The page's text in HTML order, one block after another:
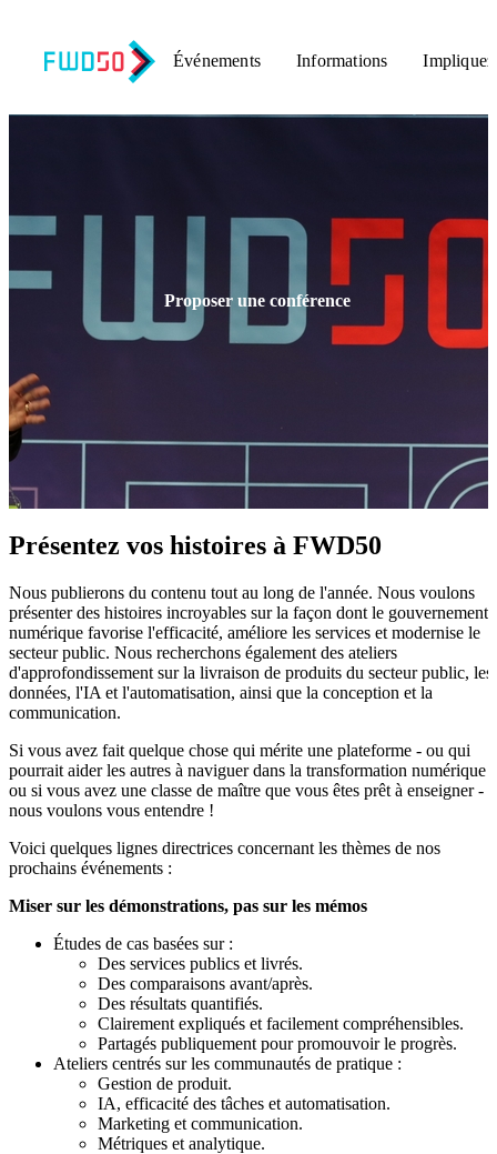
Événements Informations
Proposer une conférence
Présentez vos histoires à FWD50
Nous publierons du contenu tout au long de l'année. Nous voulons
présenter des histoires incroyables sur la façon dont le gouvernement
numérique favorise l'efficacité, améliore les services et modernise le
secteur public. Nous recherchons également des ateliers
d'approfondissement sur la livraison de produits du secteur public, les
données, l'IA et l'automatisation, ainsi que la conception et la
communication.
Si vous avez fait quelque chose qui mérite une plateforme - ou qui
pourrait aider les autres à naviguer dans la transformation numérique -
ou si vous avez une classe de maître que vous êtes prêt à enseigner -
nous voulons vous entendre !
Voici quelques lignes directrices concernant les thèmes de nos
prochains événements :
Miser sur les démonstrations, pas sur les mémos
Études de cas basées sur :
Des services publics et livrés.
Des comparaisons avant/après.
Des résultats quantifiés.
Clairement expliqués et facilement compréhensibles.
Partagés publiquement pour promouvoir le progrès.
Ateliers centrés sur les communautés de pratique :
Gestion de produit.
IA, efficacité des tâches et automatisation.
Marketing et communication.
Métriques et analytique.